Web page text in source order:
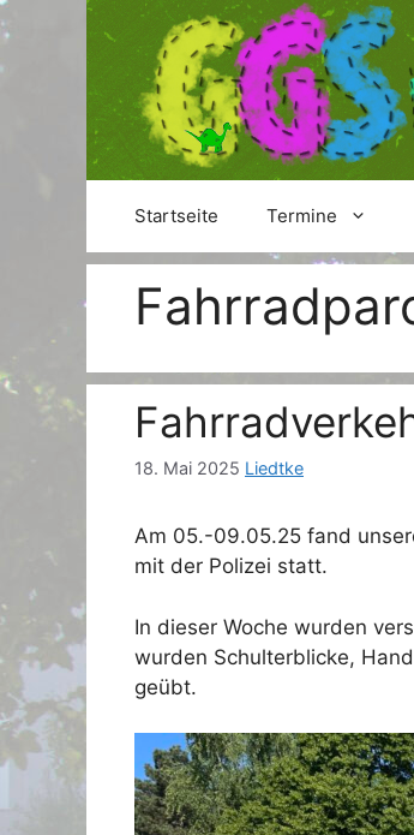
Zum
Inhalt
springen
Startseite Termine
18. Mai 2025 Liedtke
Am 05.-09.05.25 fand
mit der Polizei statt.
In dieser Woche wurden
wurden Schulterblicke,
geübt.